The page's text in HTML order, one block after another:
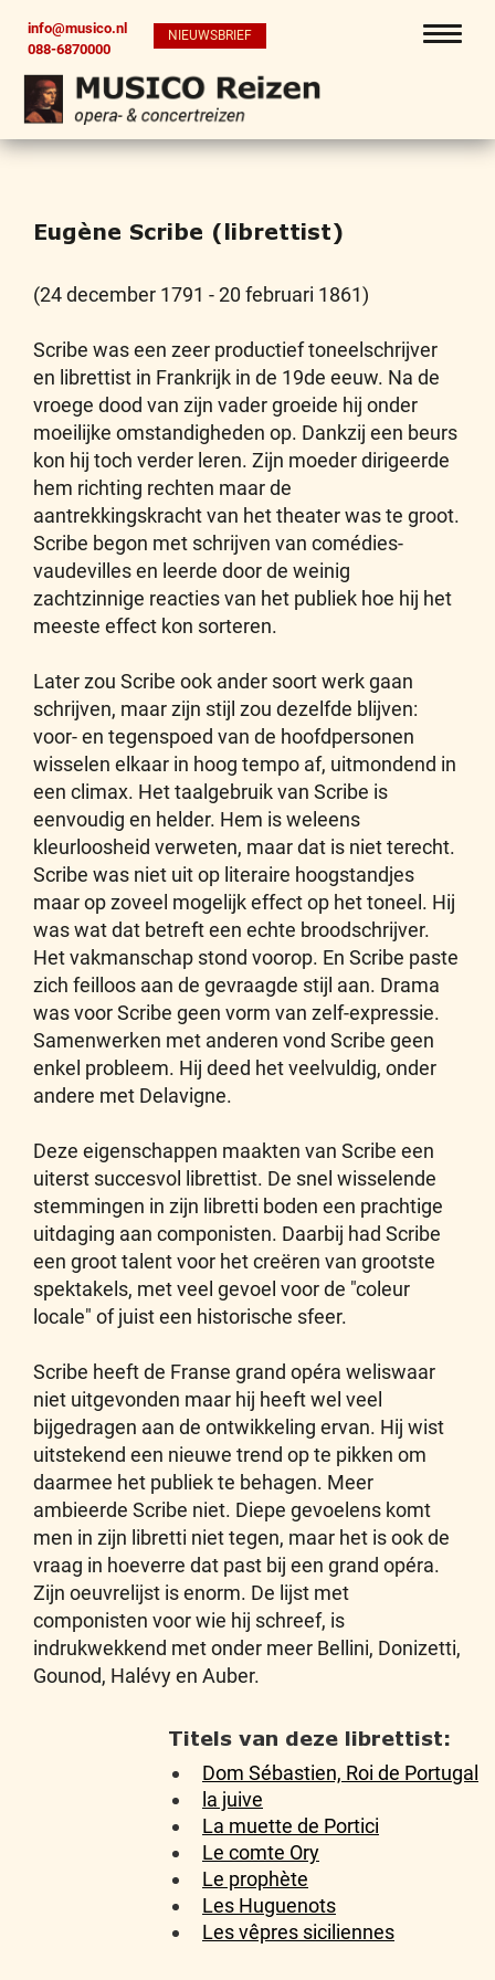
info@musico.nl
088-6870000
NIEUWSBRIEF
Eugène Scribe (librettist)
(24 december 1791 - 20 februari 1861)
Scribe was een zeer productief toneelschrijver
en librettist in Frankrijk in de 19de eeuw. Na de
vroege dood van zijn vader groeide hij onder
moeilijke omstandigheden op. Dankzij een beurs
kon hij toch verder leren. Zijn moeder dirigeerde
hem richting rechten maar de
aantrekkingskracht van het theater was te groot.
Scribe begon met schrijven van comédies-
vaudevilles en leerde door de weinig
zachtzinnige reacties van het publiek hoe hij het
meeste effect kon sorteren.
Later zou Scribe ook ander soort werk gaan
schrijven, maar zijn stijl zou dezelfde blijven:
voor- en tegenspoed van de hoofdpersonen
wisselen elkaar in hoog tempo af, uitmondend in
een climax. Het taalgebruik van Scribe is
eenvoudig en helder. Hem is weleens
kleurloosheid verweten, maar dat is niet terecht.
Scribe was niet uit op literaire hoogstandjes
maar op zoveel mogelijk effect op het toneel. Hij
was wat dat betreft een echte broodschrijver.
Het vakmanschap stond voorop. En Scribe paste
zich feilloos aan de gevraagde stijl aan. Drama
was voor Scribe geen vorm van zelf-expressie.
Samenwerken met anderen vond Scribe geen
enkel probleem. Hij deed het veelvuldig, onder
andere met Delavigne.
Deze eigenschappen maakten van Scribe een
uiterst succesvol librettist. De snel wisselende
stemmingen in zijn libretti boden een prachtige
uitdaging aan componisten. Daarbij had Scribe
een groot talent voor het creëren van grootste
spektakels, met veel gevoel voor de "coleur
locale" of juist een historische sfeer.
Scribe heeft de Franse grand opéra weliswaar
niet uitgevonden maar hij heeft wel veel
bijgedragen aan de ontwikkeling ervan. Hij wist
uitstekend een nieuwe trend op te pikken om
daarmee het publiek te behagen. Meer
ambieerde Scribe niet. Diepe gevoelens komt
men in zijn libretti niet tegen, maar het is ook de
vraag in hoeverre dat past bij een grand opéra.
Zijn oeuvrelijst is enorm. De lijst met
componisten voor wie hij schreef, is
indrukwekkend met onder meer Bellini, Donizetti,
Gounod, Halévy en Auber.
Titels van deze librettist:
Dom Sébastien, Roi de Portugal
la juive
La muette de Portici
Le comte Ory
Le prophète
Les Huguenots
Les vêpres siciliennes